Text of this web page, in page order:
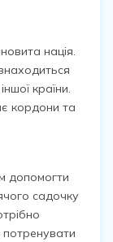
нація.
країни.
кордони та
допомогти
садочку